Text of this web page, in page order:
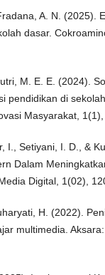
A. N. (2025).
dasar.
M. E. E. (2024).
pendidikan di
Masyarakat, 1(1),
I., Setiyani, I. D., &
Dalam
Digital, 1(02),
H. (2022).
multimedia.